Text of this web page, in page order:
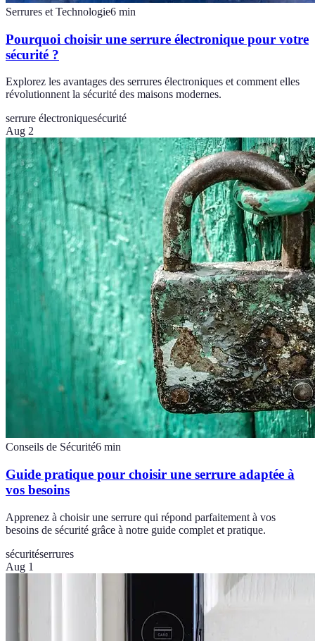
Serrures et Technologie6 min
Pourquoi choisir une serrure électronique pour votre
sécurité ?
Explorez les avantages des serrures électroniques et comment elles
révolutionnent la sécurité des maisons modernes.
serrure électroniquesécurité
Aug 2
Conseils de Sécurité6 min
Guide pratique pour choisir une serrure adaptée à
vos besoins
Apprenez à choisir une serrure qui répond parfaitement à vos
besoins de sécurité grâce à notre guide complet et pratique.
sécuritéserrures
Aug 1